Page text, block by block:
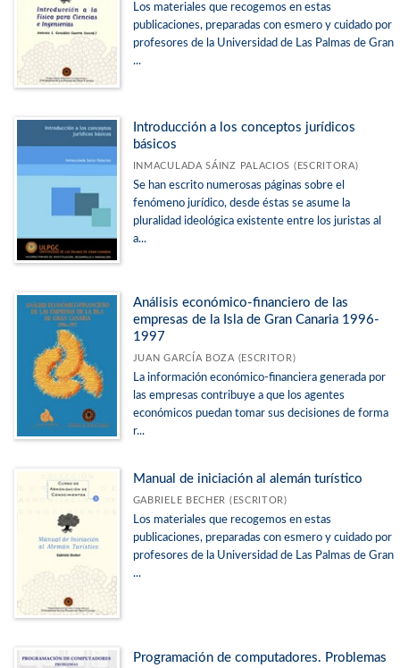
Los materiales que recogemos en estas
publicaciones, preparadas con esmero y cuidado por
profesores de la Universidad de Las Palmas de Gran
...
Introducción a los conceptos jurídicos
básicos
INMACULADA SÁINZ PALACIOS (ESCRITORA)
Se han escrito numerosas páginas sobre el
fenómeno jurídico, desde éstas se asume la
pluralidad ideológica existente entre los juristas al
a...
Análisis económico-financiero de las
empresas de la Isla de Gran Canaria 1996-
1997
JUAN GARCÍA BOZA (ESCRITOR)
La información económico-financiera generada por
las empresas contribuye a que los agentes
económicos puedan tomar sus decisiones de forma
r...
Manual de iniciación al alemán turístico
GABRIELE BECHER (ESCRITOR)
Los materiales que recogemos en estas
publicaciones, preparadas con esmero y cuidado por
profesores de la Universidad de Las Palmas de Gran
...
Programación de computadores. Problemas